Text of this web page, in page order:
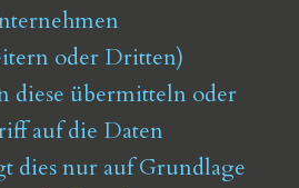
oder Dritten)
diese übermitteln oder
auf die Daten
dies nur auf Grundlage